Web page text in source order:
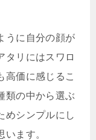
うに自分の顔が
タリにはスワロ
高価に感じるこ
類の中から選ぶ
めシンプルにし
ます。